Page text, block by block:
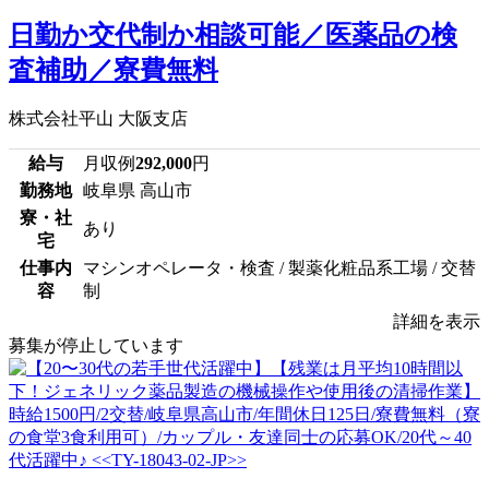
日勤か交代制か相談可能／医薬品の検
査補助／寮費無料
株式会社平山 大阪支店
給与 月収例292,000円
勤務地
岐阜県 高山市
寮・社
宅
あり
仕事内
容
マシンオペレータ・検査 / 製薬化粧品系工場 / 交替
制
詳細を表示
募集が停止しています